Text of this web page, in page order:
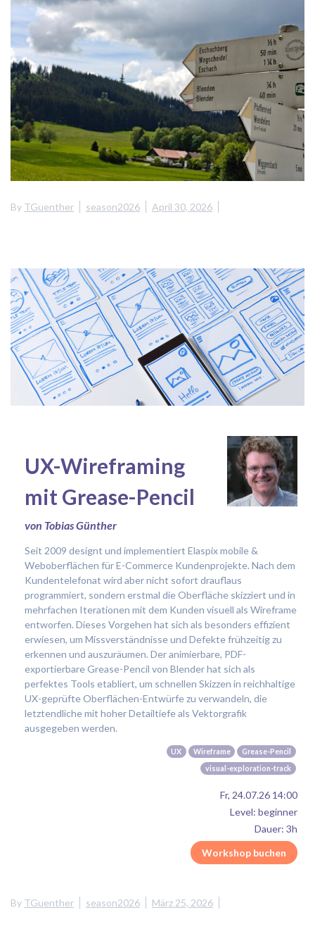
By TGuenther season2026 April 30, 2026
UX-Wireframing
mit Grease-Pencil
von Tobias Günther
Seit 2009 designt und implementiert Elaspix mobile &
Weboberflächen für E-Commerce Kundenprojekte. Nach dem
Kundentelefonat wird aber nicht sofort drauflaus
programmiert, sondern erstmal die Oberfläche skizziert und in
mehrfachen Iterationen mit dem Kunden visuell als Wireframe
entworfen. Dieses Vorgehen hat sich als besonders effizient
erwiesen, um Missverständnisse und Defekte frühzeitig zu
erkennen und auszuräumen. Der animierbare, PDF-
exportierbare Grease-Pencil von Blender hat sich als
perfektes Tools etabliert, um schnellen Skizzen in reichhaltige
UX-geprüfte Oberflächen-Entwürfe zu verwandeln, die
letztendliche mit hoher Detailtiefe als Vektorgrafik
ausgegeben werden.
UX Wireframe
Grease-Pencil
visual-exploration-track
Fr, 24.07.26 14:00
Level: beginner
Dauer: 3h
Workshop buchen
By TGuenther season2026 März 25, 2026